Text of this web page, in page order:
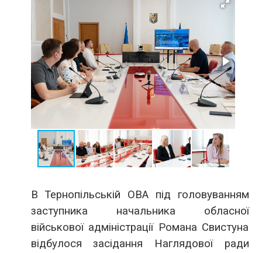
В Тернопільській ОВА під головуванням
заступника начальника обласної
військової адміністрації Романа Свистуна
відбулося засідання Наглядової ради